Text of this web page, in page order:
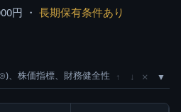
円 ・ 長期保有条件あり
、株価指標、財務健全性 ↑ ↓ ×